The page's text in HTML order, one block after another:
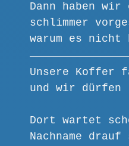
Dann haben
schlimmer
warum es
Unsere Koffer
und wir dürfen
Dort wartet
Nachname